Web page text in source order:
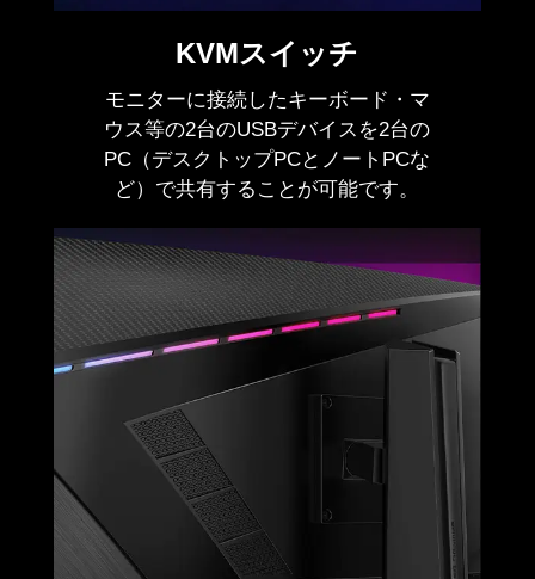
KVMスイッチ
モニターに接続したキーボード・マ
ウス等の2台のUSBデバイスを2台の
PC（デスクトップPCとノートPCな
ど）で共有することが可能です。
応答速度0.5ms（GTG、最小値）
パネル駆動方式RAPID VA